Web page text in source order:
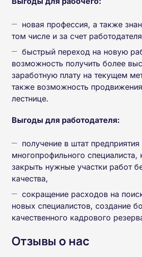
новая профессия, а также
том числе и за счет
быстрый переход на новую
возможность получить более
заработную плату на текущем
также возможность
лестнице.
Выгоды для работодателя:
получение в штат предприятия
многопрофильного
закрыть нужные участки работ
качества,
сокращение расходов на
новых специалистов, создание
качественного кадрового
Отзывы о нас